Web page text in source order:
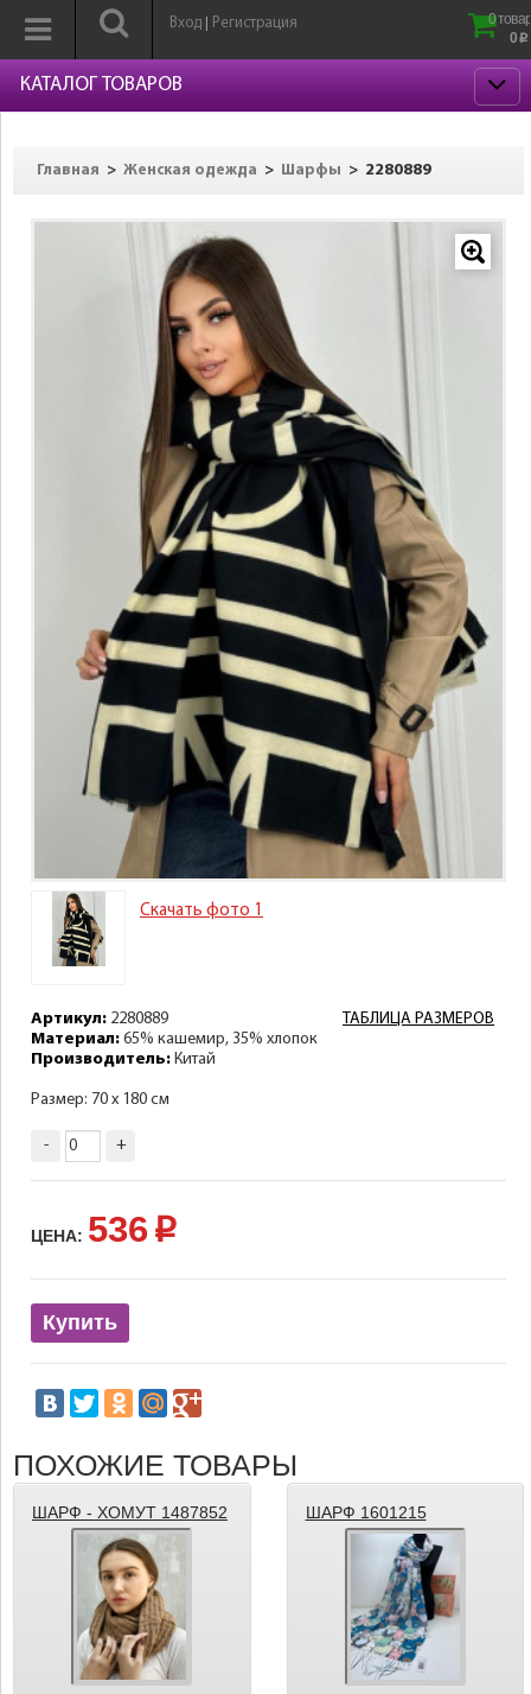
Вход Регистрация
0
0 p
КАТАЛОГ ТОВАРОВ
Главная > Женская одежда > Шарфы > 2280889
Скачать фото 1
ТАБЛИЦА РАЗМЕРОВ
Артикул: 2280889
Материал: 65% кашемир, 35% хлопок
Производитель: Китай
Размер: 70 х 180 см
- +
ЦЕНА: 536 p
Купить
ПОХОЖИЕ ТОВАРЫ
ШАРФ - ХОМУТ 1487852 ШАРФ 1601215